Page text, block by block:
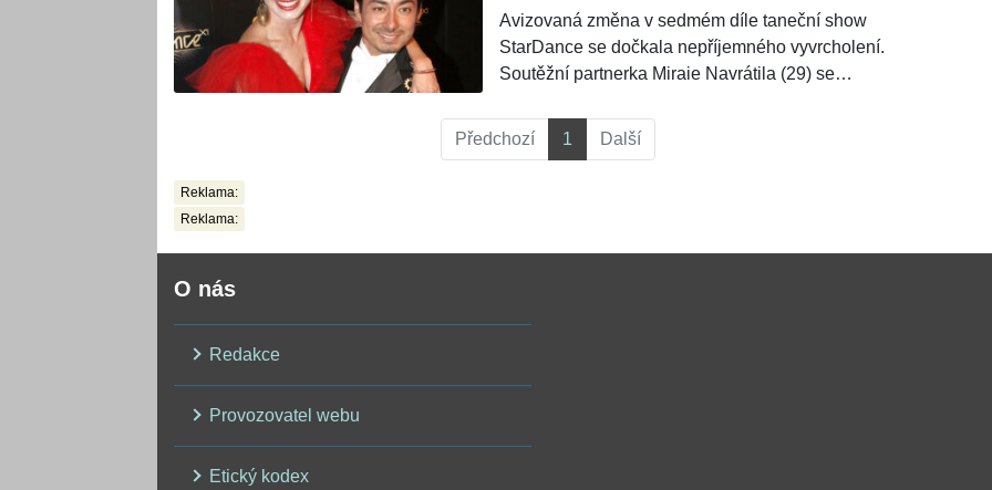
Jeho neuvěřitelný taneční výkon zhodnotil pro
ŽivotvČesku.cz i dvojnásobný vítěz StarDance a
uznávaný taneční lektor Jan Onder.
Avizovaná změna v sedmém díle taneční show
StarDance se dočkala nepříjemného vyvrcholení.
Soutěžní partnerka Miraie Navrátila (29) se
vyčerpání, krátce před koncem přímého přenosu ale
další potíže. Proto jsem se rozhodla jít preventivně na
promluvila mluvčí ČT.
Předchozí 1 Další
Reklama:
Reklama:
O nás
Redakce
Provozovatel webu
Etický kodex